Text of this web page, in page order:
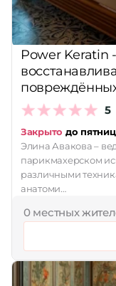
Power Keratin
5
Закрыто до
Элина Авакова –
парикмахерском
различными
анатоми…
0 местных